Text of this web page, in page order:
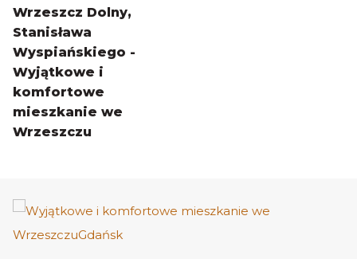
Wrzeszcz Dolny,
Stanisława
Wyspiańskiego -
Wyjątkowe i
komfortowe
mieszkanie we
Wrzeszczu